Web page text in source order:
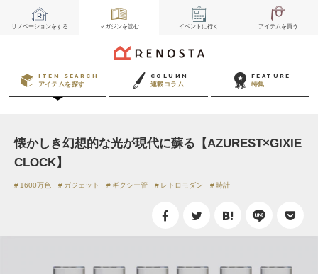
リノベーションをする マガジンを読む イベント に行く アイテムを買う
ITEM SEARCH
アイテムを探す
COLUMN
連載コラム
FEATURE
特集
懐かしき幻想的な光が現代に蘇る【AZUREST×GIXIE
CLOCK】
1600万色 ガジェット ギクシー管 レトロモダン 時計